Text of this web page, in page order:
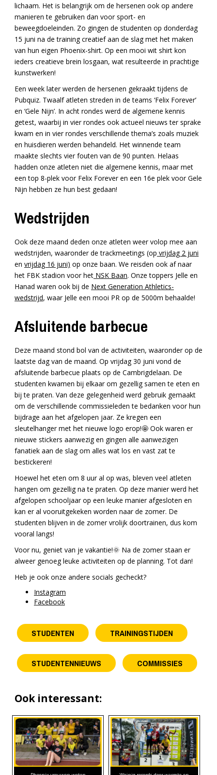
lichaam. Het is belangrijk om de hersenen ook op andere
manieren te gebruiken dan voor sport- en
beweegdoeleinden. Zo gingen de studenten op donderdag
15 juni na de training creatief aan de slag met het maken
van hun eigen Phoenix-shirt. Op een mooi wit shirt kon
ieders creatieve brein losgaan, wat resulteerde in prachtige
kunstwerken!
Een week later werden de hersenen gekraakt tijdens de
Pubquiz. Twaalf atleten streden in de teams ‘Felix Forever’
en ‘Gele Nijn’. In acht rondes werd de algemene kennis
getest, waarbij in vier rondes ook actueel nieuws ter sprake
kwam en in vier rondes verschillende thema’s zoals muziek
en huisdieren werden behandeld. Het winnende team
maakte slechts vier fouten van de 90 punten. Helaas
hadden onze atleten niet die algemene kennis, maar met
een top 8-plek voor Felix Forever en een 16e plek voor Gele
Nijn hebben ze hun best gedaan!
Wedstrijden
Ook deze maand deden onze atleten weer volop mee aan
wedstrijden, waaronder de trackmeetings (op vrijdag 2 juni
en vrijdag 16 juni) op onze baan. We reisden ook af naar
het FBK stadion voor het NSK Baan. Onze toppers Jelle en
Hanad waren ook bij de Next Generation Athletics-
wedstrijd, waar Jelle een mooi PR op de 5000m behaalde!
Afsluitende barbecue
Deze maand stond bol van de activiteiten, waaronder op de
laatste dag van de maand. Op vrijdag 30 juni vond de
afsluitende barbecue plaats op de Cambrigdelaan. De
studenten kwamen bij elkaar om gezellig samen te eten en
bij te praten. Van deze gelegenheid werd gebruik gemaakt
om de verschillende commissieleden te bedanken voor hun
bijdrage aan het afgelopen jaar. Ze kregen een
sleutelhanger met het nieuwe logo erop!🤩 Ook waren er
nieuwe stickers aanwezig en gingen alle aanwezigen
fanatiek aan de slag om alles wat los en vast zat te
bestickeren!
Hoewel het eten om 8 uur al op was, bleven veel atleten
hangen om gezellig na te praten. Op deze manier werd het
afgelopen schooljaar op een leuke manier afgesloten en
kan er al vooruitgekeken worden naar de zomer. De
studenten blijven in de zomer vrolijk doortrainen, dus kom
vooral langs!
Voor nu, geniet van je vakantie!🌞 Na de zomer staan er
alweer genoeg leuke activiteiten op de planning. Tot dan!
Heb je ook onze andere socials gecheckt?
Instagram
Facebook
STUDENTEN TRAININGSTIJDEN
STUDENTENNIEUWS COMMISSIES
Ook interessant: